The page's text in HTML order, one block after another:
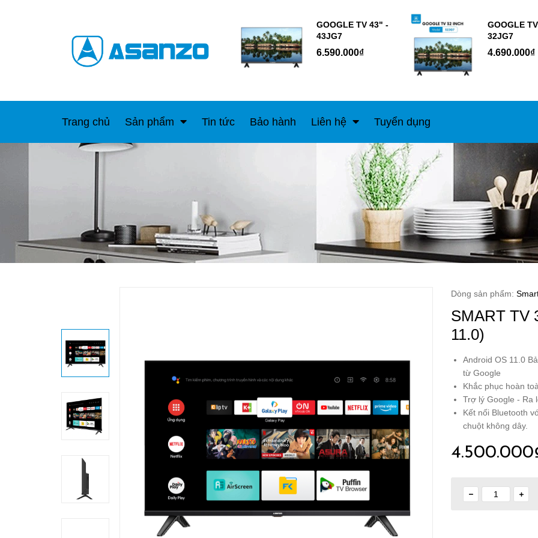
GOOGLE TV 43" -
43JG7
6.590.000₫
GOOGLE
32JG7
4.690.000₫
Trang chủ Sản phẩm Tin tức Bảo hành Liên hệ Tuyển dụng
Dòng sản phẩm:
SMART TV
11.0)
Android OS 11.0
từ Google
Khắc phục hoàn
Trợ lý Google - Ra
Kết nối Bluetooth
chuột không dây.